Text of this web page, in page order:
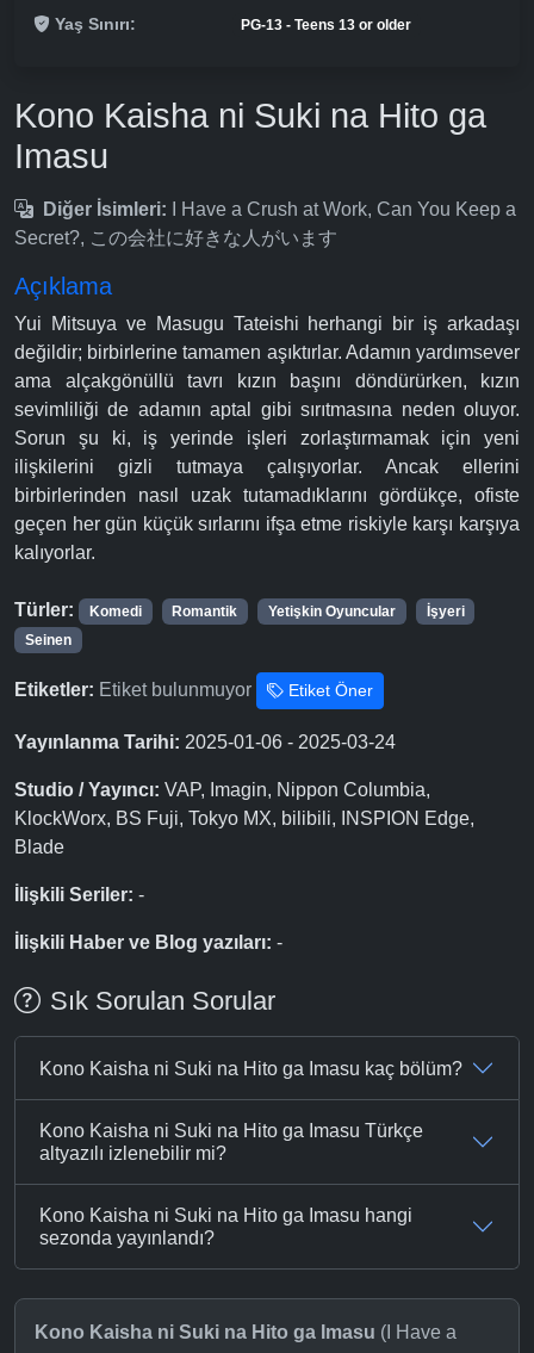
Yaş Sınırı: PG-13 - Teens 13 or older
Kono Kaisha ni Suki na Hito ga
Imasu
Diğer İsimleri: I Have a Crush at Work, Can You Keep a
Secret?, この会社に好きな人がいます
Açıklama
Yui Mitsuya ve Masugu Tateishi herhangi bir iş arkadaşı
değildir; birbirlerine tamamen aşıktırlar. Adamın yardımsever
ama alçakgönüllü tavrı kızın başını döndürürken, kızın
sevimliliği de adamın aptal gibi sırıtmasına neden oluyor.
Sorun şu ki, iş yerinde işleri zorlaştırmamak için yeni
ilişkilerini gizli tutmaya çalışıyorlar. Ancak ellerini
birbirlerinden nasıl uzak tutamadıklarını gördükçe, ofiste
geçen her gün küçük sırlarını ifşa etme riskiyle karşı karşıya
kalıyorlar.
Türler: Komedi Romantik Yetişkin Oyuncular
İşyeri
Seinen
Etiketler: Etiket bulunmuyor Etiket Öner
Yayınlanma Tarihi: 2025-01-06 - 2025-03-24
Studio / Yayıncı: VAP, Imagin, Nippon Columbia,
KlockWorx, BS Fuji, Tokyo MX, bilibili, INSPION Edge,
Blade
İlişkili Seriler: -
İlişkili Haber ve Blog yazıları: -
Sık Sorulan Sorular
Kono Kaisha ni Suki na Hito ga Imasu kaç bölüm?
Kono Kaisha ni Suki na Hito ga Imasu Türkçe
altyazılı izlenebilir mi?
Kono Kaisha ni Suki na Hito ga Imasu hangi
sezonda yayınlandı?
Kono Kaisha ni Suki na Hito ga Imasu (I Have a